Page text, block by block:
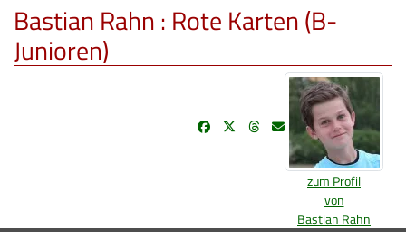
Bastian Rahn : Rote Karten (B-
Junioren)
zum Profil
von
Bastian Rahn